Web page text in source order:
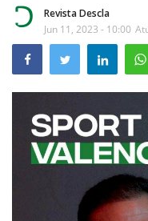
...by Descla
Desporto
Sobre Nós
Revista Descla
Jun 11, 2023 - 10:00